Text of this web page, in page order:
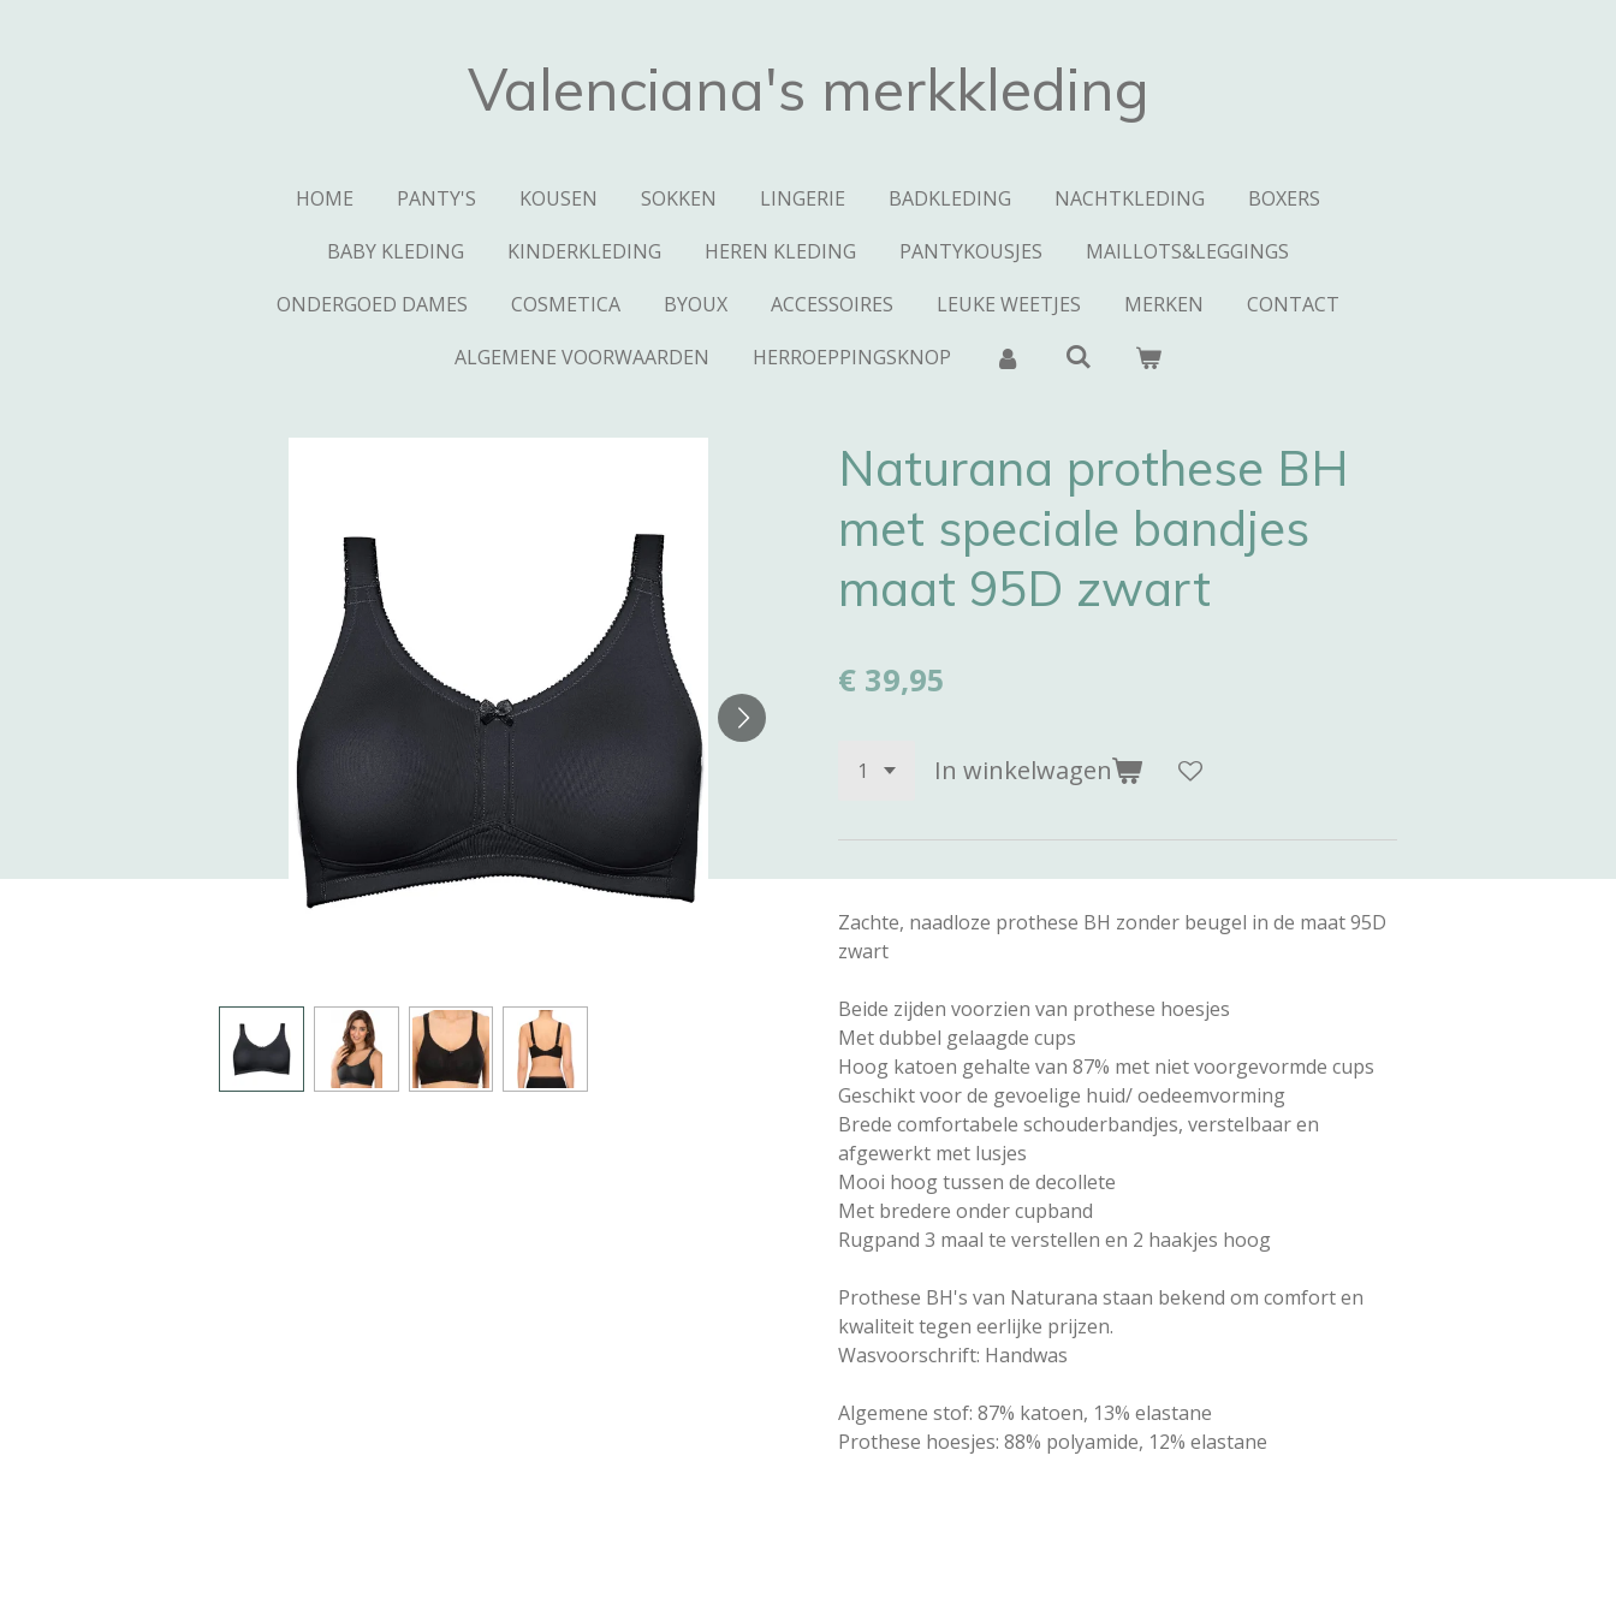
Valenciana's merkkleding
HOME PANTY'S KOUSEN SOKKEN LINGERIE BADKLEDING NACHTKLEDING
BOXERS
BABY KLEDING
KINDERKLEDING HEREN KLEDING PANTYKOUSJES
MAILLOTS&LEGGINGS
ONDERGOED DAMES
COSMETICA BYOUX ACCESSOIRES LEUKE WEETJES MERKEN
CONTACT
ALGEMENE VOORWAARDEN
HERROEPPINGSKNOP
Naturana prothese BH
met speciale bandjes
maat 95D zwart
€ 39,95
In winkelwagen
Zachte, naadloze prothese BH zonder beugel in de maat 95D
zwart
Beide zijden voorzien van prothese hoesjes
Met dubbel gelaagde cups
Hoog katoen gehalte van 87% met niet voorgevormde cups
Geschikt voor de gevoelige huid/ oedeemvorming
Brede comfortabele schouderbandjes, verstelbaar en
afgewerkt met lusjes
Mooi hoog tussen de decollete
Met bredere onder cupband
Rugpand 3 maal te verstellen en 2 haakjes hoog
Prothese BH's van Naturana staan bekend om comfort en
kwaliteit tegen eerlijke prijzen.
Wasvoorschrift: Handwas
Algemene stof: 87% katoen, 13% elastane
Prothese hoesjes: 88% polyamide, 12% elastane